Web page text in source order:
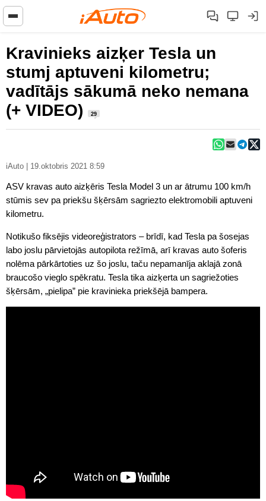
Kravinieks aizķer Tesla un
stumj aptuveni kilometru;
vadītājs sākumā neko nemana
(+ VIDEO)
29
iAuto | 19.oktobris 2021 8:59
ASV kravas auto aizķēris Tesla Model 3 un ar ātrumu 100 km/h
stūmis sev pa priekšu šķērsām sagriezto elektromobili aptuveni
kilometru.
Notikušo fiksējis videoreģistrators – brīdī, kad Tesla pa šosejas
labo joslu pārvietojās autopilota režīmā, arī kravas auto šoferis
nolēma pārkārtoties uz šo joslu, taču nepamanīja aklajā zonā
braucošo vieglo spēkratu. Tesla tika aizķerta un sagriežoties
šķērsām, „pielipa” pie kravinieka priekšējā bampera.